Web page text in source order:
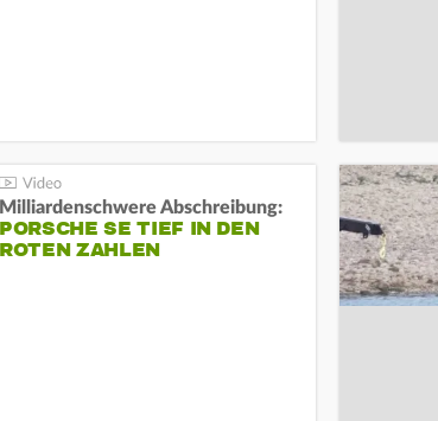
Milliardenschwere Abschreibung:
PORSCHE SE TIEF IN DEN
ROTEN ZAHLEN